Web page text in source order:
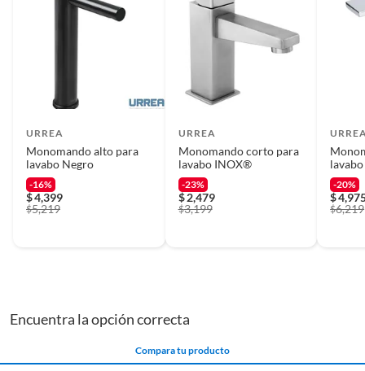
URREA
Monomando alto para
lavabo Negro
-16%
$4,399
$5,219
URREA
Monomando corto para
lavabo INOX®
-23%
$ 2,479
$3,199
-20%
$
$6,219
Encuentra la opción correcta
Compara tu producto